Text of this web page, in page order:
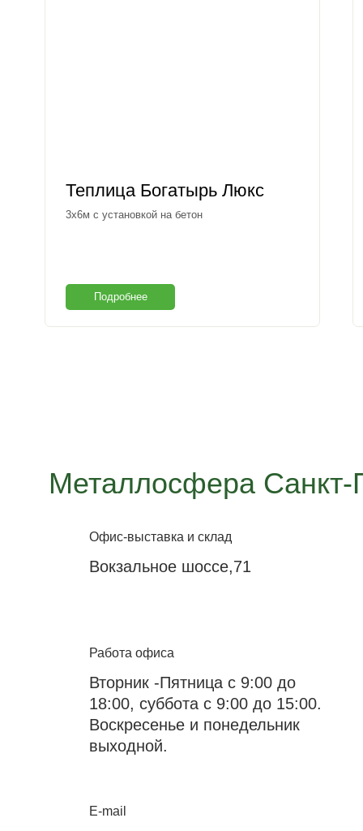
Теплица Богатырь Люкс
3х6м с установкой на бетон
Подробнее
Металлосфера Санкт-
Офис-выставка и склад
Вокзальное шоссе,71
Работа офиса
Вторник -Пятница с 9:00 до
18:00, суббота с 9:00 до 15:00.
Воскресенье и понедельник
выходной.
E-mail